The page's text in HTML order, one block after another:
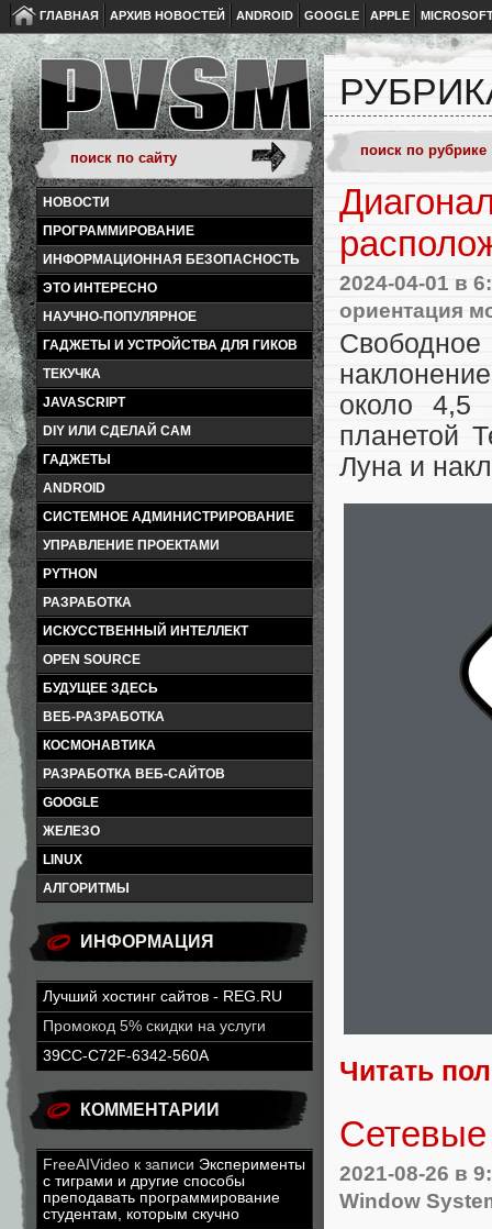
ГЛАВНАЯ АРХИВ НОВОСТЕЙ ANDROID GOOGLE APPLE
НОВОСТИ
ПРОГРАММИРОВАНИЕ
ИНФОРМАЦИОННАЯ БЕЗОПАСНОСТЬ
ЭТО ИНТЕРЕСНО
НАУЧНО-ПОПУЛЯРНОЕ
ГАДЖЕТЫ И УСТРОЙСТВА ДЛЯ ГИКОВ
ТЕКУЧКА
JAVASCRIPT
DIY ИЛИ СДЕЛАЙ САМ
ГАДЖЕТЫ
ANDROID
СИСТЕМНОЕ АДМИНИСТРИРОВАНИЕ
УПРАВЛЕНИЕ ПРОЕКТАМИ
PYTHON
РАЗРАБОТКА
ИСКУССТВЕННЫЙ ИНТЕЛЛЕКТ
OPEN SOURCE
БУДУЩЕЕ ЗДЕСЬ
ВЕБ-РАЗРАБОТКА
КОСМОНАВТИКА
РАЗРАБОТКА ВЕБ-САЙТОВ
GOOGLE
ЖЕЛЕЗО
LINUX
АЛГОРИТМЫ
ИНФОРМАЦИЯ
Лучший хостинг сайтов - REG.RU
Промокод 5% скидки на услуги
39CC-C72F-6342-560A
КОММЕНТАРИИ
FreeAIVideo к записи Эксперименты
с тиграми и другие способы
преподавать программирование
студентам, которым скучно
2024-04-01 в
ориентация
около 4,5
планетой
Луна и
Читать
Сетевые
2021-08-26 в
Window